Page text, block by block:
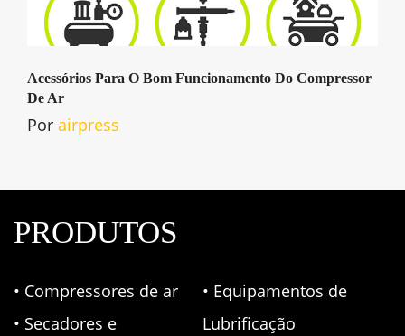
Acessórios Para O Bom Funcionamento Do Compressor
De Ar
Por airpress
PRODUTOS
• Compressores de ar
• Secadores e
• Equipamentos de
Lubrificação